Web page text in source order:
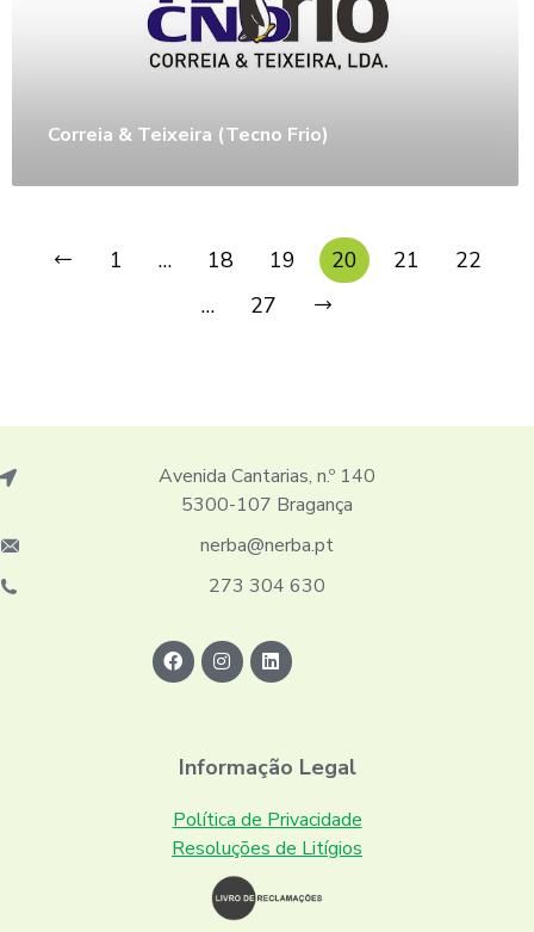
Correia & Teixeira (Tecno Frio)
1 … 18 19 20 21
22
…
27
Avenida Cantarias, n.º 140
5300-107 Bragança
nerba@nerba.pt
273 304 630
Informação Legal
Política de Privacidade
Resoluções de Litígios